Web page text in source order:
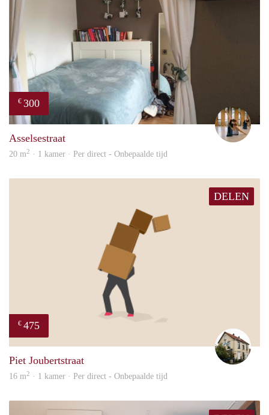
€ 300
Asselsestraat
20 m2 · 1 kamer · Per direct - Onbepaalde tijd
DELEN
€ 475
Piet Joubertstraat
16 m2 · 1 kamer · Per direct - Onbepaalde tijd